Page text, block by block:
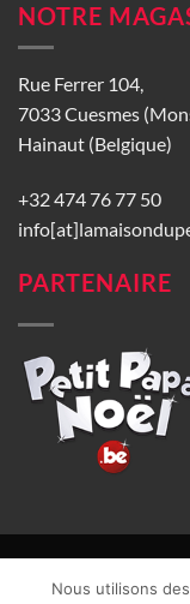
NOTRE
Rue Ferrer 104,
7033 Cuesmes
Hainaut (Belgique)
+32 474 76 77 50
PARTENAIRE
CGU| Vie privée|
Nous utilisons